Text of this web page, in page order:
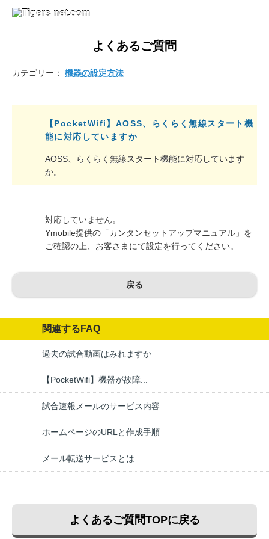
よくあるご質問
【PocketWifi】AOSS、らくらく無線スタート機
能に対応していますか
AOSS、らくらく無線スタート機能に対応しています
か。
カテゴリー： 機器の設定方法
対応していません。
Ymobile提供の「カンタンセットアップマニュアル」を
ご確認の上、お客さまにて設定を行ってください。
戻る
関連するFAQ
過去の試合動画はみれますか
【PocketWifi】機器が故障...
試合速報メールのサービス内容
ホームページのURLと作成手順
メール転送サービスとは
よくあるご質問TOPに戻る